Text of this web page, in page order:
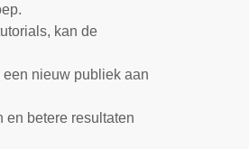
kan de
nieuw publiek aan
en betere resultaten